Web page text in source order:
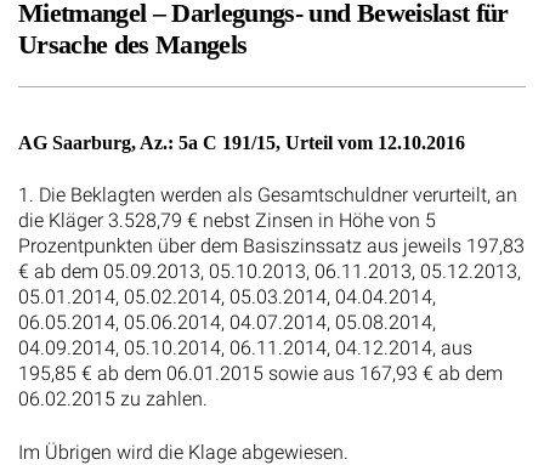
Mietmangel – Darlegungs- und Beweislast für
Ursache des Mangels
AG Saarburg, Az.: 5a C 191/15, Urteil vom 12.10.2016
1. Die Beklagten werden als Gesamtschuldner verurteilt, an
die Kläger 3.528,79 € nebst Zinsen in Höhe von 5
Prozentpunkten über dem Basiszinssatz aus jeweils 197,83
€ ab dem 05.09.2013, 05.10.2013, 06.11.2013, 05.12.2013,
05.01.2014, 05.02.2014, 05.03.2014, 04.04.2014,
06.05.2014, 05.06.2014, 04.07.2014, 05.08.2014,
04.09.2014, 05.10.2014, 06.11.2014, 04.12.2014, aus
195,85 € ab dem 06.01.2015 sowie aus 167,93 € ab dem
06.02.2015 zu zahlen.
Im Übrigen wird die Klage abgewiesen.